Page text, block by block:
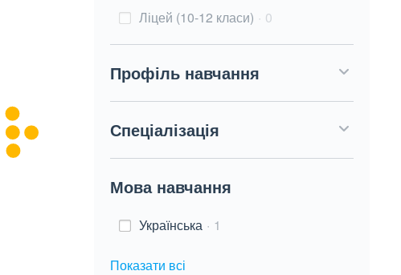
Ліцей (10-12 класи)
0
Профіль навчання
Спеціалізація
Мова навчання
Українська 1
Показати всі